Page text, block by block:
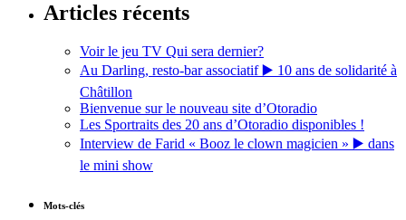
Articles récents
Voir le jeu TV Qui sera dernier?
Au Darling, resto-bar associatif ▶️ 10 ans de solidarité à
Châtillon
Bienvenue sur le nouveau site d’Otoradio
Les Sportraits des 20 ans d’Otoradio disponibles !
Interview de Farid « Booz le clown magicien » ▶️ dans
le mini show
Mots-clés